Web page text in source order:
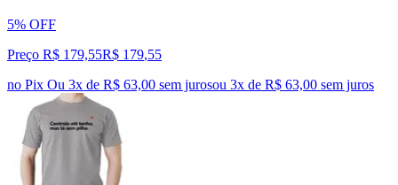
5% OFF
Preço R$ 179,55R$ 179,55
no Pix Ou 3x de R$ 63,00 sem jurosou 3x de R$ 63,00 sem juros